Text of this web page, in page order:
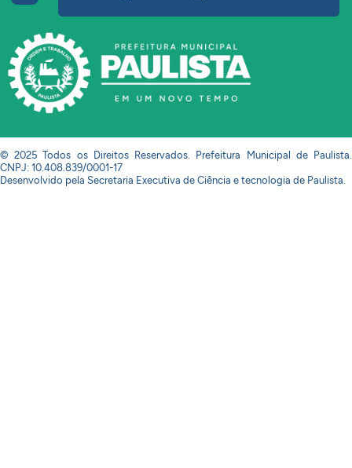
© 2025 Todos os Direitos Reservados. Prefeitura Municipal de Paulista.
CNPJ: 10.408.839/0001-17
Desenvolvido pela Secretaria Executiva de Ciência e tecnologia de Paulista.